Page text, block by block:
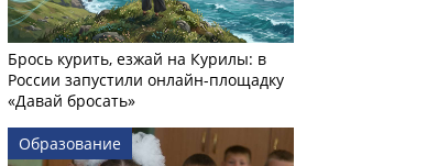
Брось курить, езжай на Курилы: в
России запустили онлайн-­площадку
«Давай бросать»
Образование